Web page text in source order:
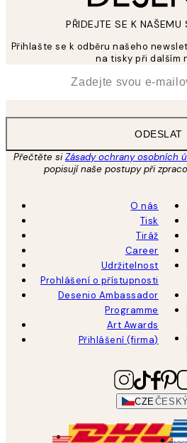
PŘIDEJTE SE K NAŠEMU
Přihlašte se k odběru našeho
na tisky při dalším
ODESLAT
Přečtěte siZásady ochrany osobních
popisují naše postupy při
O nás
Tisk
Tiráž
Career
Udržitelnost
Prohlášení o přístupnosti
Desenio Ambassador
Programme
Art Awards
Přihlášení (firma)
CZE ČESKÝ